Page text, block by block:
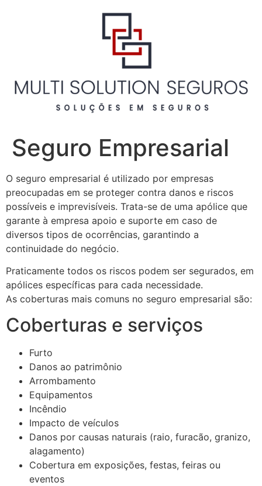
Seguro Empresarial
O seguro empresarial é utilizado por empresas
preocupadas em se proteger contra danos e riscos
possíveis e imprevisíveis. Trata-se de uma apólice que
garante à empresa apoio e suporte em caso de
diversos tipos de ocorrências, garantindo a
continuidade do negócio.
Praticamente todos os riscos podem ser segurados, em
apólices específicas para cada necessidade.
As coberturas mais comuns no seguro empresarial são:
Coberturas e serviços
Furto
Danos ao patrimônio
Arrombamento
Equipamentos
Incêndio
Impacto de veículos
Danos por causas naturais (raio, furacão, granizo,
alagamento)
Cobertura em exposições, festas, feiras ou
eventos